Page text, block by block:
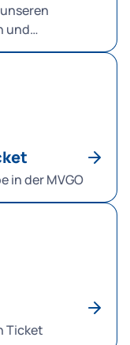
und
U-Bahn,
im MVV.
zur
in der MVGO
Ticket